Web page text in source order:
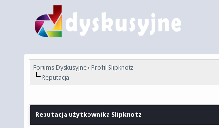
Forums Dyskusyjne › Profil Slipknotz
Reputacja
Reputacja użytkownika Slipknotz